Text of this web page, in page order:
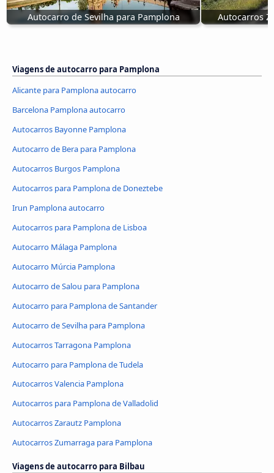
Autocarro de Sevilha para Pamplona Autocarros
Viagens de autocarro para Pamplona
Alicante para Pamplona autocarro
Barcelona Pamplona autocarro
Autocarros Bayonne Pamplona
Autocarro de Bera para Pamplona
Autocarros Burgos Pamplona
Autocarros para Pamplona de Doneztebe
Irun Pamplona autocarro
Autocarros para Pamplona de Lisboa
Autocarro Málaga Pamplona
Autocarro Múrcia Pamplona
Autocarro de Salou para Pamplona
Autocarro para Pamplona de Santander
Autocarro de Sevilha para Pamplona
Autocarros Tarragona Pamplona
Autocarro para Pamplona de Tudela
Autocarros Valencia Pamplona
Autocarros para Pamplona de Valladolid
Autocarros Zarautz Pamplona
Autocarros Zumarraga para Pamplona
Viagens de autocarro para Bilbau